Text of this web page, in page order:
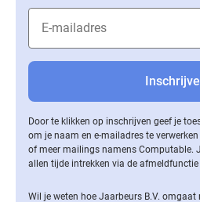
Door te klikken op inschrijven geef je
om je naam en e-mailadres te
of meer mailings namens Computable.
allen tijde intrekken via de
Wil je weten hoe Jaarbeurs B.V.